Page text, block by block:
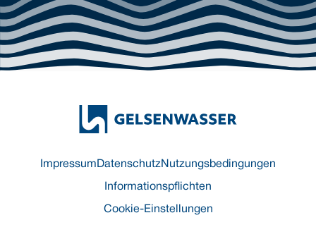
Impressum Datenschutz Nutzungsbedingungen
Informationspflichten
Cookie-Einstellungen